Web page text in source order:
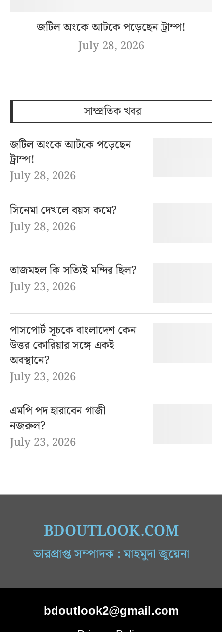
জটিল অংকে আটকে পড়েছেন ট্রাম্প!
July 28, 2026
সাম্প্রতিক খবর
জটিল অংকে আটকে পড়েছেন
ট্রাম্প!
July 28, 2026
সিনেমা দেখলে বয়স কমে?
July 28, 2026
তাজমহল কি সত্যিই মন্দির ছিল?
July 23, 2026
পাসপোর্ট সূচকে বাংলাদেশ কেন
উত্তর কোরিয়ার সঙ্গে একই
অবস্থানে?
July 23, 2026
এমপি পদ হারাবেন গাজী
নজরুল?
July 23, 2026
BDOUTLOOK.COM
ভারপ্রাপ্ত সম্পাদক : মাহমুদা জুয়েনা
bdoutlook2@gmail.com